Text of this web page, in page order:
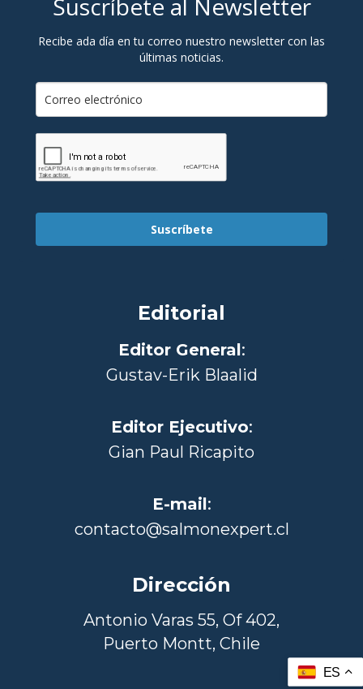
Suscríbete al Newsletter
Recibe ada día en tu correo nuestro newsletter con las
últimas noticias.
Suscríbete
Editorial
Editor General :
Gustav-Erik Blaalid
Editor Ejecutivo:
Gian Paul Ricapito
E-mail :
contacto@salmonexpert.cl
Dirección
Antonio Varas 55, Of 402,
Puerto Montt, Chile
ES